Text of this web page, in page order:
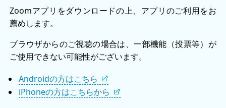
Zoomアプリをダウンロードの上、アプリのご利用をお
薦めします。
ブラウザからのご視聴の場合は、一部機能（投票等）が
ご使用できない可能性がございます。
Androidの方はこちら
iPhoneの方はこちらから